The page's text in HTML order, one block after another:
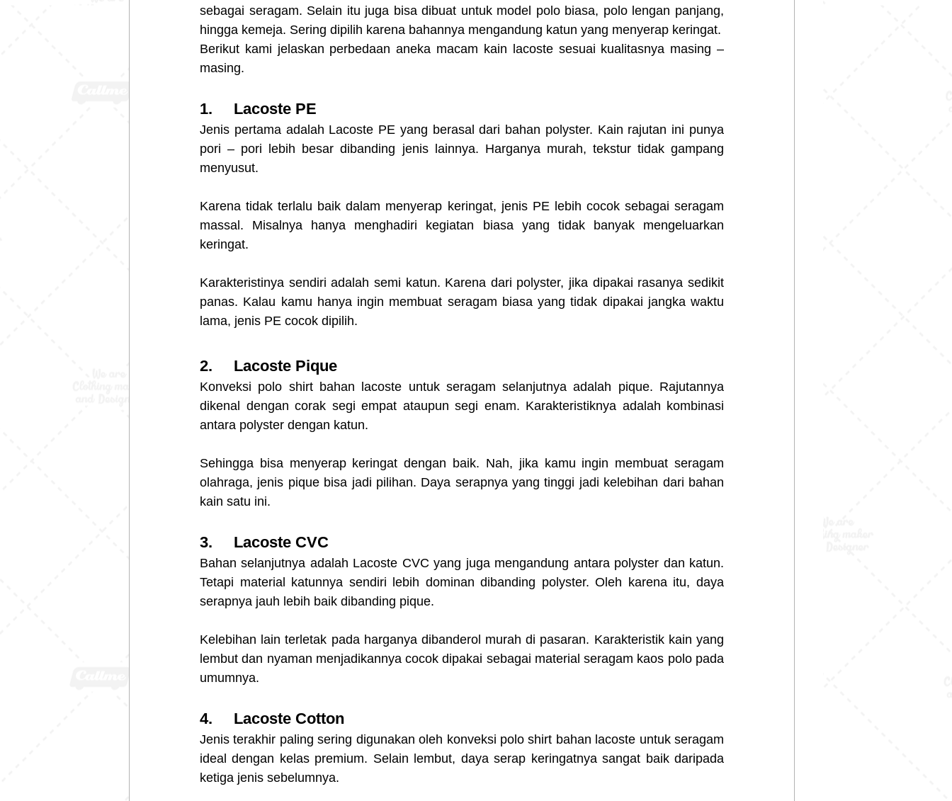
sebagai seragam. Selain itu juga bisa dibuat untuk model polo biasa, polo lengan panjang,
hingga kemeja. Sering dipilih karena bahannya mengandung katun yang menyerap keringat.
Berikut kami jelaskan perbedaan aneka macam kain lacoste sesuai kualitasnya masing –
masing.
1.     Lacoste PE
Jenis pertama adalah Lacoste PE yang berasal dari bahan polyster. Kain rajutan ini punya
pori – pori lebih besar dibanding jenis lainnya. Harganya murah, tekstur tidak gampang
menyusut.
Karena tidak terlalu baik dalam menyerap keringat, jenis PE lebih cocok sebagai seragam
massal. Misalnya hanya menghadiri kegiatan biasa yang tidak banyak mengeluarkan
keringat.
Karakteristinya sendiri adalah semi katun. Karena dari polyster, jika dipakai rasanya sedikit
panas. Kalau kamu hanya ingin membuat seragam biasa yang tidak dipakai jangka waktu
lama, jenis PE cocok dipilih.
2.     Lacoste Pique
Konveksi polo shirt bahan lacoste untuk seragam selanjutnya adalah pique. Rajutannya
dikenal dengan corak segi empat ataupun segi enam. Karakteristiknya adalah kombinasi
antara polyster dengan katun.
Sehingga bisa menyerap keringat dengan baik. Nah, jika kamu ingin membuat seragam
olahraga, jenis pique bisa jadi pilihan. Daya serapnya yang tinggi jadi kelebihan dari bahan
kain satu ini.
3.     Lacoste CVC
Bahan selanjutnya adalah Lacoste CVC yang juga mengandung antara polyster dan katun.
Tetapi material katunnya sendiri lebih dominan dibanding polyster. Oleh karena itu, daya
serapnya jauh lebih baik dibanding pique.
Kelebihan lain terletak pada harganya dibanderol murah di pasaran. Karakteristik kain yang
lembut dan nyaman menjadikannya cocok dipakai sebagai material seragam kaos polo pada
umumnya.
4.     Lacoste Cotton
Jenis terakhir paling sering digunakan oleh konveksi polo shirt bahan lacoste untuk seragam
ideal dengan kelas premium. Selain lembut, daya serap keringatnya sangat baik daripada
ketiga jenis sebelumnya.